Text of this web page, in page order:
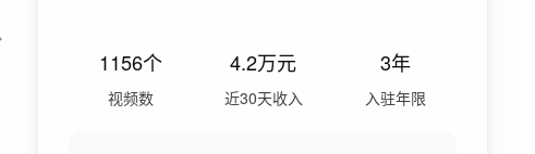
1156个
视频数
4.2万元
近30天收入
3年
入驻年限